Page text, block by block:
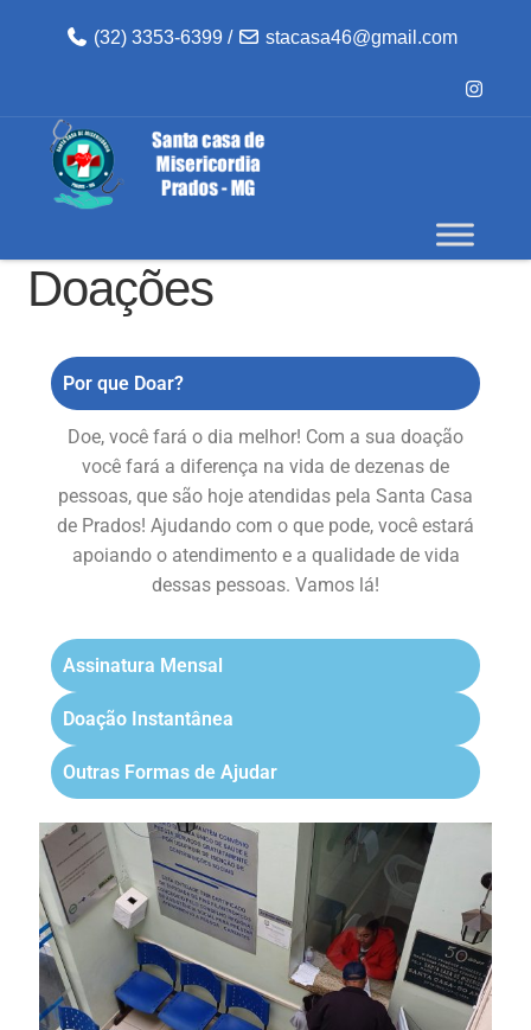
(32) 3353-6399 / stacasa46@gmail.com
Doações
Por que Doar?
Doe, você fará o dia melhor! Com a sua doação
você fará a diferença na vida de dezenas de
pessoas, que são hoje atendidas pela Santa Casa
de Prados! Ajudando com o que pode, você estará
apoiando o atendimento e a qualidade de vida
dessas pessoas. Vamos lá!
Assinatura Mensal
Doação Instantânea
Outras Formas de Ajudar